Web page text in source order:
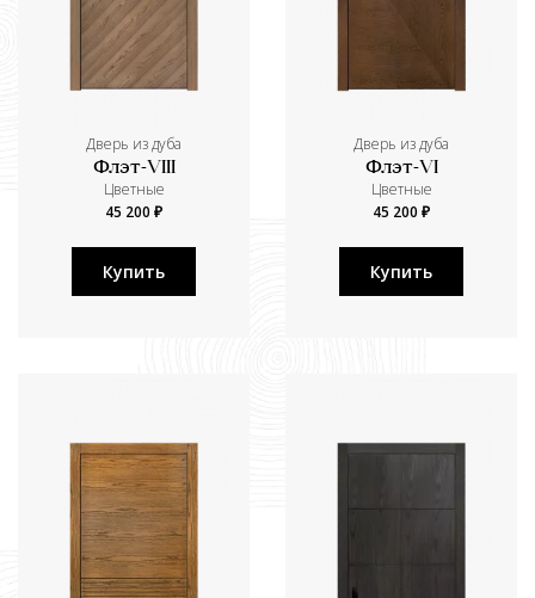
Дверь из дуба
Флэт-VIII
Цветные
45 200 ₽
Купить
Дверь из дуба
Флэт-VI
Цветные
45 200 ₽
Купить